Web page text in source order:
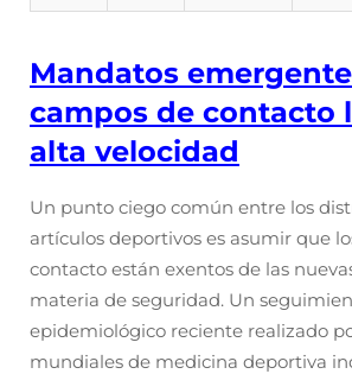
Mandatos
campos de contacto
alta velocidad
Un punto ciego común entre los
artículos deportivos es asumir que
contacto están exentos de las
materia de seguridad. Un
epidemiológico reciente realizado
mundiales de medicina deportiva